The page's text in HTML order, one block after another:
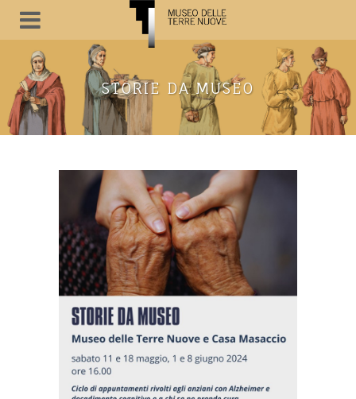
STORIE DA MUSEO